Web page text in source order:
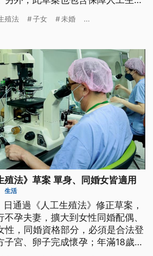
殖法 子女 未婚 ...
殖法》草案 單身、同婚女皆適用
生活
日通過《人工生殖法》修正草案，
孕夫妻，擴大到女性同婚配偶、
性，同婚資格部分，必須是合法登
子宮、卵子完成懷孕；年滿18歲單